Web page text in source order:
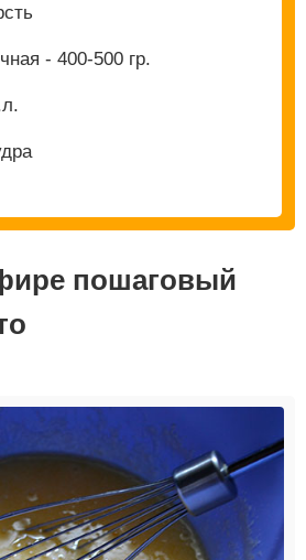
- 400-500 гр.
пошаговый